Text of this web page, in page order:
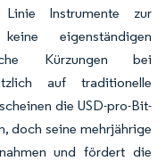
Instrumente zur
eigenständigen
Kürzungen bei
auf traditionelle
die USD-pro-Bit-
doch seine mehrjährige
und fördert die